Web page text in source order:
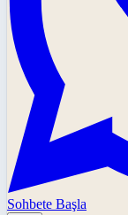
Sohbete Başla